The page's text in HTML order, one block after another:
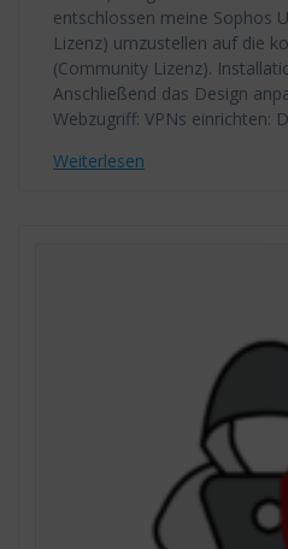
entschlossen meine Sophos
Lizenz) umzustellen auf die
(Community Lizenz).
Anschließend das Design
Webzugriff: VPNs einrichten:
Weiterlesen